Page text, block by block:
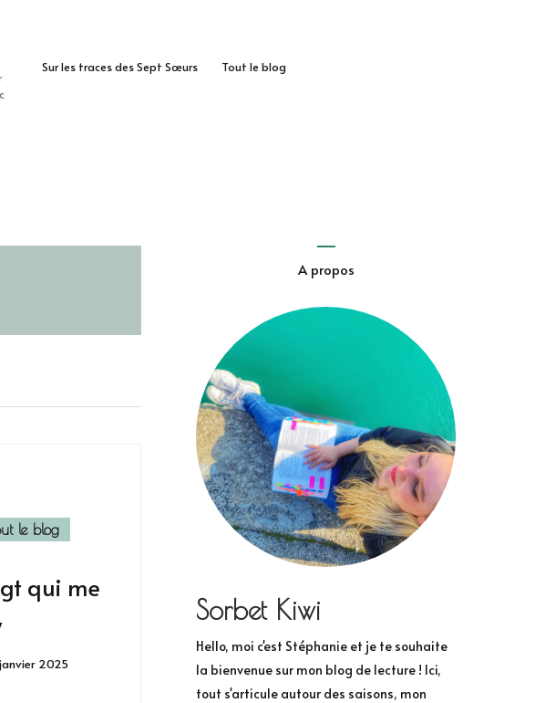
Sur les traces des Sept Sœurs Tout le blog
le blog
qui me
2025
A propos
Sorbet Kiwi
Hello, moi c'est Stéphanie et je te souhaite
la bienvenue sur mon blog de lecture ! Ici,
tout s'articule autour des saisons, mon